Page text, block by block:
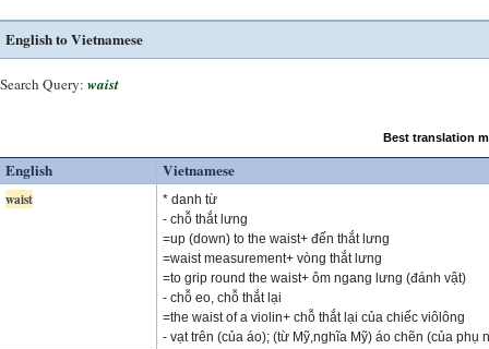
English to Vietnamese
Search Query: waist
Best translation
English Vietnamese
waist
* danh từ
- chỗ thắt lưng
=up (down) to the waist+ đến thắt lưng
=waist measurement+ vòng thắt lưng
=to grip round the waist+ ôm ngang lưng (đánh vật)
- chỗ eo, chỗ thắt lại
=the waist of a violin+ chỗ thắt lại của chiếc viôlông
- vạt trên (của áo); (từ Mỹ,nghĩa Mỹ) áo chẽn (của phụ